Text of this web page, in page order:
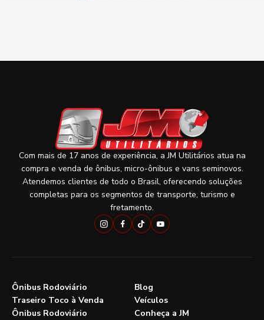
Com mais de 17 anos de experiência, a JM Utilitários atua na
compra e venda de ônibus, micro-ônibus e vans seminovos.
Atendemos clientes de todo o Brasil, oferecendo soluções
completas para os segmentos de transporte, turismo e
fretamento.
Ônibus Rodoviário
Traseiro Toco à Venda
Ônibus Rodoviário
Blog
Veículos
Conheça a JM